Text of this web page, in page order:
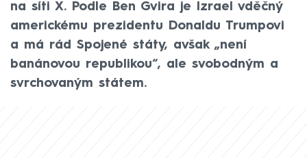
na síti X. Podle Ben Gvira je Izrael vděčný
americkému prezidentu Donaldu Trumpovi
a má rád Spojené státy, avšak „není
banánovou republikou“, ale svobodným a
svrchovaným státem.